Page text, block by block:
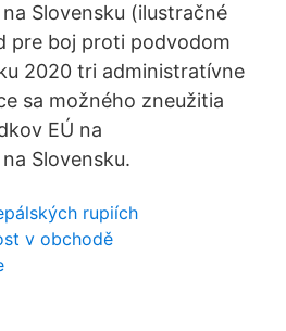
Slovensku (ilustračné
pre boj proti podvodom
2020 tri administratívne
sa možného zneužitia
EÚ na
Slovensku.
rupiích
v obchodě